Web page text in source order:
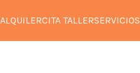
ALQUILERCITA TALLERSERVICIOS